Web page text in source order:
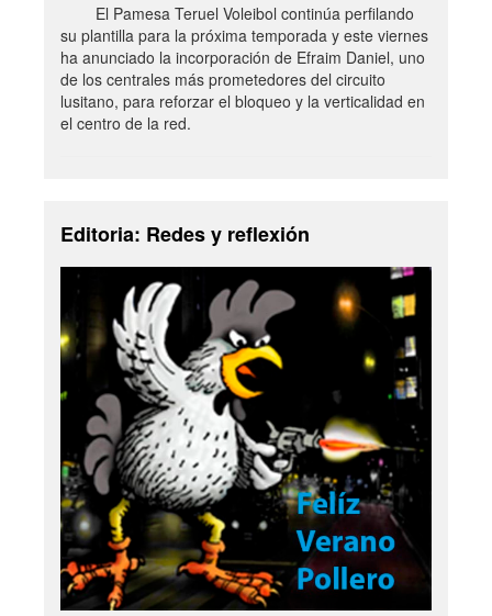
El Pamesa Teruel Voleibol continúa perfilando
su plantilla para la próxima temporada y este viernes
ha anunciado la incorporación de Efraim Daniel, uno
de los centrales más prometedores del circuito
lusitano, para reforzar el bloqueo y la verticalidad en
el centro de la red.
Editoria: Redes y reflexión